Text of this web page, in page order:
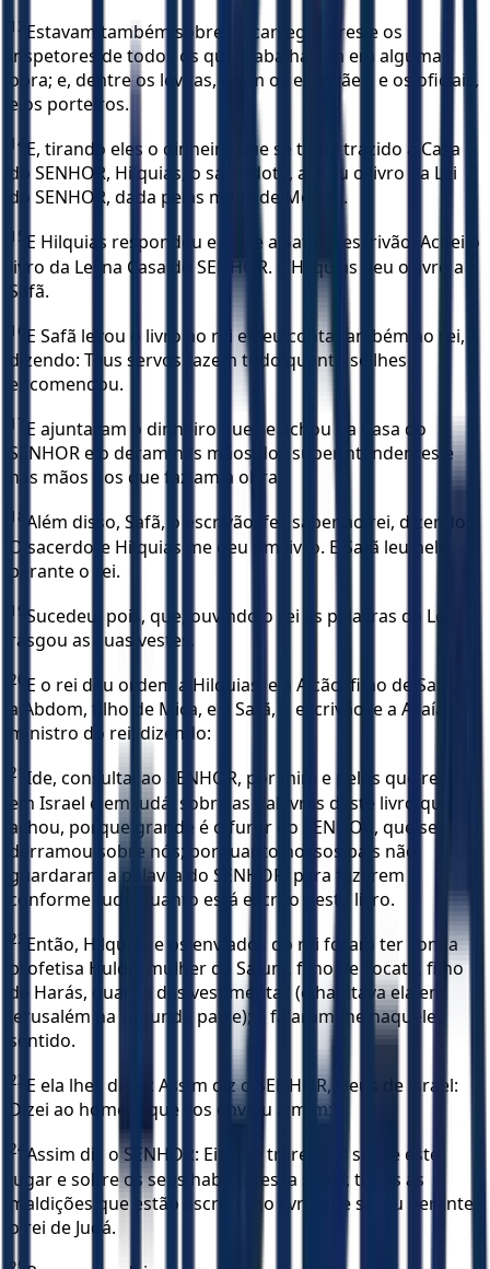
13 Estavam também sobre os carregadores e os
inspetores de todos os que trabalhavam em alguma
obra; e, dentre os levitas, eram os escrivães, e os oficiais,
e os porteiros.
14 E, tirando eles o dinheiro que se tinha trazido à Casa
do SENHOR, Hilquias, o sacerdote, achou o livro da Lei
do SENHOR, dada pelas mãos de Moisés.
15 E Hilquias respondeu e disse a Safã, o escrivão: Achei o
livro da Lei na Casa do SENHOR. E Hilquias deu o livro a
Safã.
16 E Safã levou o livro ao rei e deu conta também ao rei,
dizendo: Teus servos fazem tudo quanto se lhes
encomendou.
17 E ajuntaram o dinheiro que se achou na Casa do
SENHOR e o deram nas mãos dos superintendentes e
nas mãos dos que faziam a obra.
18 Além disso, Safã, o escrivão, fez saber ao rei, dizendo:
O sacerdote Hilquias me deu um livro. E Safã leu nele
perante o rei.
19 Sucedeu, pois, que, ouvindo o rei as palavras da Lei,
rasgou as suas vestes.
20 E o rei deu ordem a Hilquias, e a Aicão, filho de Safã, e
a Abdom, filho de Mica, e a Safã, o escrivão, e a Asaías,
ministro do rei, dizendo:
21
Ide, consultai ao SENHOR, por mim e pelos que restam
em Israel e em Judá, sobre as palavras deste livro que se
achou, porque grande é o furor do SENHOR, que se
derramou sobre nós; porquanto nossos pais não
guardaram a palavra do SENHOR, para fazerem
conforme tudo quanto está escrito neste livro.
22 Então, Hilquias e os enviados do rei foram ter com a
profetisa Hulda, mulher de Salum, filho de Tocate, filho
de Harás, guarda das vestimentas (e habitava ela em
Jerusalém na segunda parte); e falaram-lhe naquele
sentido.
23 E ela lhes disse: Assim diz o SENHOR, Deus de Israel:
Dizei ao homem que vos enviou a mim:
24 Assim diz o SENHOR: Eis que trarei mal sobre este
lugar e sobre os seus habitantes, a saber, todas as
maldições que estão escritas no livro que se leu perante
o rei de Judá.